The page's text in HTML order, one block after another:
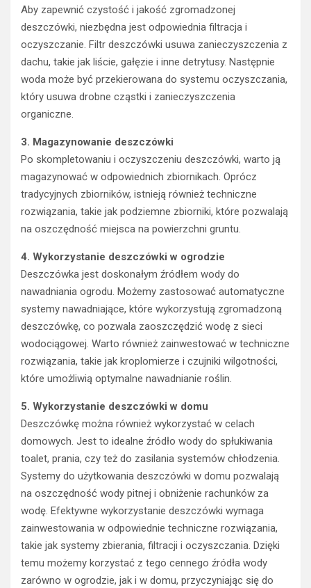
Aby zapewnić czystość i jakość zgromadzonej
deszczówki, niezbędna jest odpowiednia filtracja i
oczyszczanie. Filtr deszczówki usuwa zanieczyszczenia z
dachu, takie jak liście, gałęzie i inne detrytusy. Następnie
woda może być przekierowana do systemu oczyszczania,
który usuwa drobne cząstki i zanieczyszczenia
organiczne.
3. Magazynowanie deszczówki
Po skompletowaniu i oczyszczeniu deszczówki, warto ją
magazynować w odpowiednich zbiornikach. Oprócz
tradycyjnych zbiorników, istnieją również techniczne
rozwiązania, takie jak podziemne zbiorniki, które pozwalają
na oszczędność miejsca na powierzchni gruntu.
4. Wykorzystanie deszczówki w ogrodzie
Deszczówka jest doskonałym źródłem wody do
nawadniania ogrodu. Możemy zastosować automatyczne
systemy nawadniające, które wykorzystują zgromadzoną
deszczówkę, co pozwala zaoszczędzić wodę z sieci
wodociągowej. Warto również zainwestować w techniczne
rozwiązania, takie jak kroplomierze i czujniki wilgotności,
które umożliwią optymalne nawadnianie roślin.
5. Wykorzystanie deszczówki w domu
Deszczówkę można również wykorzystać w celach
domowych. Jest to idealne źródło wody do spłukiwania
toalet, prania, czy też do zasilania systemów chłodzenia.
Systemy do użytkowania deszczówki w domu pozwalają
na oszczędność wody pitnej i obniżenie rachunków za
wodę. Efektywne wykorzystanie deszczówki wymaga
zainwestowania w odpowiednie techniczne rozwiązania,
takie jak systemy zbierania, filtracji i oczyszczania. Dzięki
temu możemy korzystać z tego cennego źródła wody
zarówno w ogrodzie, jak i w domu, przyczyniając się do